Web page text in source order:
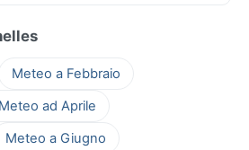
Meteo a Febbraio
Meteo ad Aprile
Meteo a Giugno